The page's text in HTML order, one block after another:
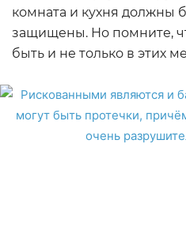
комната и кухня должны
защищены. Но помните,
быть и не только в этих